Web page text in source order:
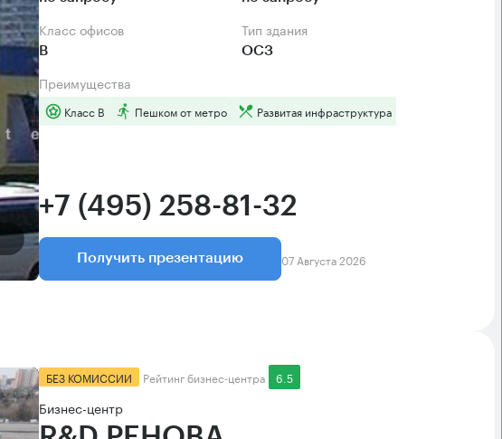
Класс офисов
B
Тип здания
ОСЗ
Преимущества
Класс B Пешком от метро Развитая инфраструктура
+7 (495) 258-81-32
Получить презентацию 07 Августа 2026
БЕЗ КОМИССИИ Рейтинг бизнес-центра 6.5
Бизнес-центр